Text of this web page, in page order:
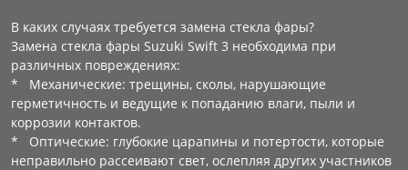
В каких случаях требуется замена стекла фары?
Замена стекла фары Suzuki Swift 3 необходима при
различных повреждениях:
* Механические: трещины, сколы, нарушающие
герметичность и ведущие к попаданию влаги, пыли и
коррозии контактов.
* Оптические: глубокие царапины и потертости, которые
неправильно рассеивают свет, ослепляя других участников